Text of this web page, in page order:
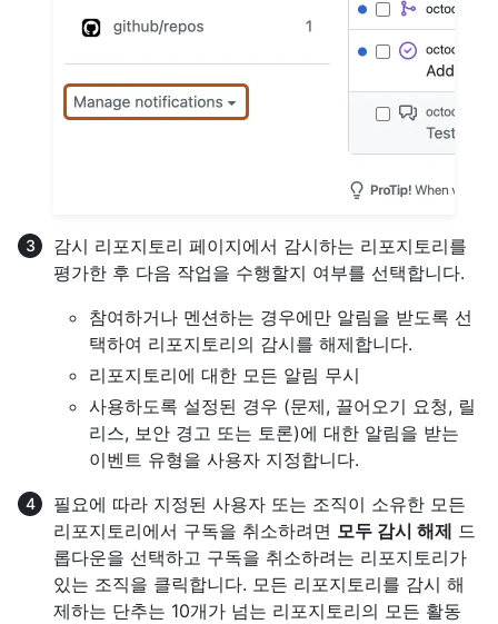
감시 리포지토리 페이지에서 감시하는 리포지토리를
평가한 후 다음 작업을 수행할지 여부를 선택합니다.
참여하거나 멘션하는 경우에만 알림을 받도록 선
택하여 리포지토리의 감시를 해제합니다.
리포지토리에 대한 모든 알림 무시
사용하도록 설정된 경우 (문제, 끌어오기 요청, 릴
리스, 보안 경고 또는 토론)에 대한 알림을 받는
이벤트 유형을 사용자 지정합니다.
필요에 따라 지정된 사용자 또는 조직이 소유한 모든
리포지토리에서 구독을 취소하려면 모두 감시 해제 드
롭다운을 선택하고 구독을 취소하려는 리포지토리가
있는 조직을 클릭합니다. 모든 리포지토리를 감시 해
제하는 단추는 10개가 넘는 리포지토리의 모든 활동